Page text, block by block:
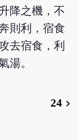
降之機，不
則利，宿食
去宿食，利
湯。
24 chevron_right